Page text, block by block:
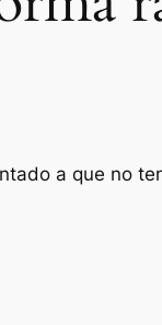
a que no